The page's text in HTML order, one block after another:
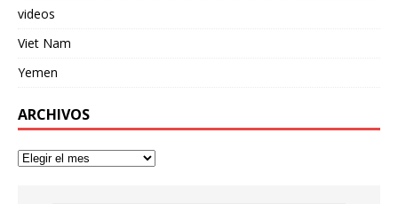
videos
Viet Nam
Yemen
ARCHIVOS